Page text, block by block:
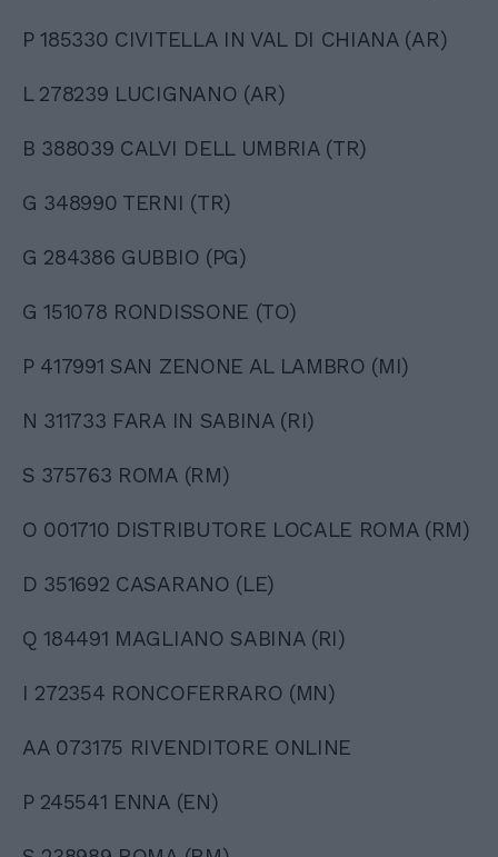
P 185330 CIVITELLA IN VAL DI CHIANA (AR)
L 278239 LUCIGNANO (AR)
B 388039 CALVI DELL UMBRIA (TR)
G 348990 TERNI (TR)
G 284386 GUBBIO (PG)
G 151078 RONDISSONE (TO)
P 417991 SAN ZENONE AL LAMBRO (MI)
N 311733 FARA IN SABINA (RI)
S 375763 ROMA (RM)
O 001710 DISTRIBUTORE LOCALE ROMA (RM)
D 351692 CASARANO (LE)
Q 184491 MAGLIANO SABINA (RI)
I 272354 RONCOFERRARO (MN)
AA 073175 RIVENDITORE ONLINE
P 245541 ENNA (EN)